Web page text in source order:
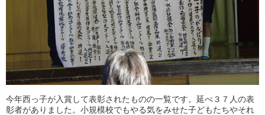
今年西っ子が入賞して表彰されたものの一覧です。延べ３７人の表
彰者がありました。小規模校でもやる気をみせた子どもたちやそれ